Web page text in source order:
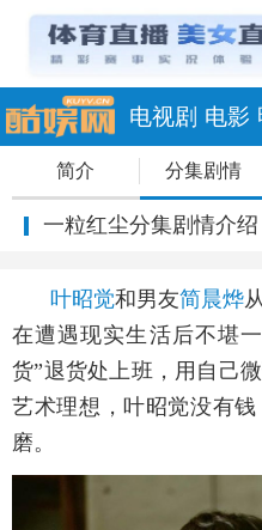
电视剧 电影
简介 分集剧情
一粒红尘分集剧情介绍
叶昭觉和男友简晨烨
在遭遇现实生活后不堪
货”退货处上班，用自己
艺术理想，叶昭觉没有
磨。